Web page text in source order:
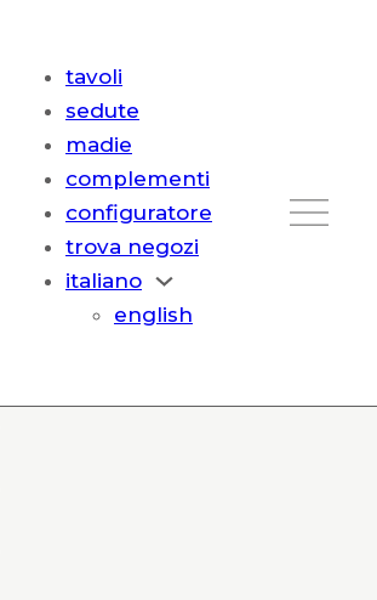
tavoli
sedute
madie
complementi
configuratore
trova negozi
italiano
english